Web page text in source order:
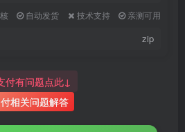
自动发货 技术支持 亲测可用
zip
付有问题点此↓
相关问题解答